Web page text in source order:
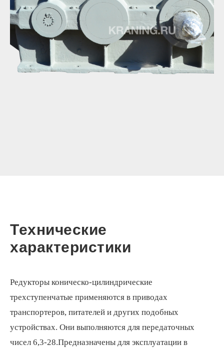
Технические
характеристики
Редукторы коническо-цилиндрические
трехступенчатые применяются в приводах
транспортеров, питателей и других подобных
устройствах. Они выполняются для передаточных
чисел 6,3-28.Предназначены для эксплуатации в